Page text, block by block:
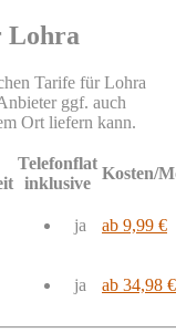
Lohra
Tarife für Lohra
ggf. auch
Ort liefern kann.
Telefonflat
inklusive
Kosten/
ja ab 9,99 €
ja ab 34,98 €